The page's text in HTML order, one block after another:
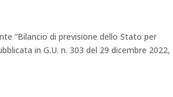
“Bilancio di previsione dello Stato per
in G.U. n. 303 del 29 dicembre 2022,